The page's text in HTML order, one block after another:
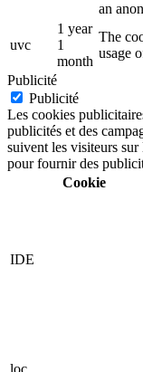
an
uvc
1 year
1
month
The
usage
Publicité
Publicité
Les cookies
publicités et des
suivent les visiteurs
pour fournir des
Cookie
IDE